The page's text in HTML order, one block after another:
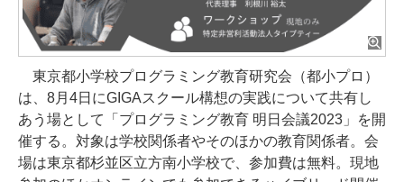
東京都小学校プログラミング教育研究会（都小プロ）
は、8月4日にGIGAスクール構想の実践について共有し
あう場として「プログラミング教育 明日会議2023」を開
催する。対象は学校関係者やそのほかの教育関係者。会
場は東京都杉並区立方南小学校で、参加費は無料。現地